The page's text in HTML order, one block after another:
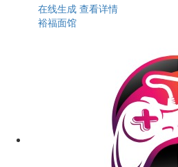
在线生成 查看详情
裕福面馆